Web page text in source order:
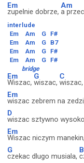
Em
zupelnie dobrze,
Am
a
interlude
Em
Am G
F#
Em
Am G
B7
Em
Am G
F#
Em
Am G
F#
bridge
Em
Wiszac,
G
wiszac,
C
wiszac,
Em
wiszac zebrem na
D
wiszac sztywno
Em
Wiszac niczym manekin,
G
czekac dlugo musiala,